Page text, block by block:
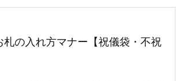
札の入れ方マナー【祝儀袋・不祝